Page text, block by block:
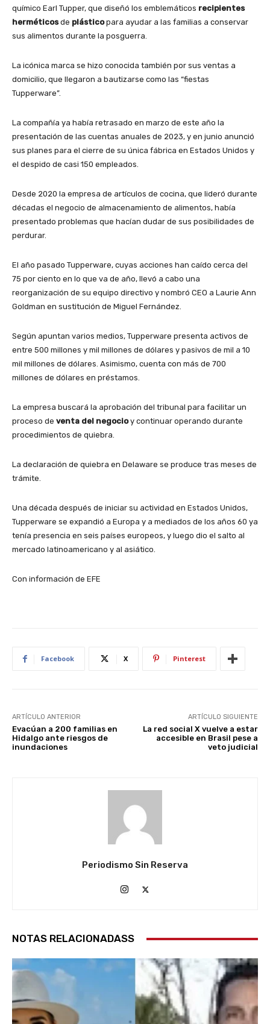
químico Earl Tupper, que diseñó los emblemáticos recipientes
herméticosde plásticopara ayudar a las familias a conservar
sus alimentos durante la posguerra.
La icónica marca se hizo conocida también por sus ventas a
domicilio, que llegaron a bautizarse como las “fiestas
Tupperware”.
La compañía ya había retrasado en marzo de este año la
presentación de las cuentas anuales de 2023, y en junio anunció
sus planes para el cierre de su única fábrica en Estados Unidos y
el despido de casi 150 empleados.
Desde 2020 la empresa de artículos de cocina, que lideró durante
décadas el negocio de almacenamiento de alimentos, había
presentado problemas que hacían dudar de sus posibilidades de
perdurar.
El año pasado Tupperware, cuyas acciones han caído cerca del
75 por ciento en lo que va de año, llevó a cabo una
reorganización de su equipo directivo y nombró CEO a Laurie Ann
Goldman en sustitución de Miguel Fernández.
Según apuntan varios medios, Tupperware presenta activos de
entre 500 millones y mil millones de dólares y pasivos de mil a 10
mil millones de dólares. Asimismo, cuenta con más de 700
millones de dólares en préstamos.
La empresa buscará la aprobación del tribunal para facilitar un
proceso de venta del negocioy continuar operando durante
procedimientos de quiebra.
La declaración de quiebra en Delaware se produce tras meses de
trámite.
Una década después de iniciar su actividad en Estados Unidos,
Tupperware se expandió a Europa y a mediados de los años 60 ya
tenía presencia en seis países europeos, y luego dio el salto al
mercado latinoamericano y al asiático.
Con información de EFE
Facebook X Pinterest
ARTÍCULO ANTERIOR
Evacúan a 200 familias en
Hidalgo ante riesgos de
inundaciones
ARTÍCULO SIGUIENTE
La red social X vuelve a estar
accesible en Brasil pese a
veto judicial
Periodismo Sin Reserva
NOTAS RELACIONADASS